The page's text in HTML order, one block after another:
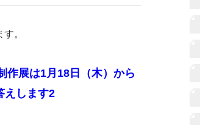
。
作展は1月18日（木）から
えします2